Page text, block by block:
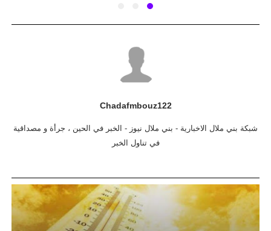
Chadafmbouz122
شبكة بني ملال الاخبارية - بني ملال نيوز - الخبر في الحين ، جرأة و مصداقية
في تناول الخبر